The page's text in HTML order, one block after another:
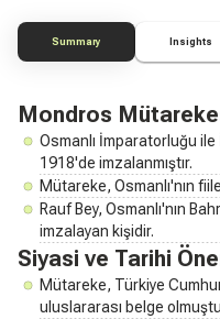
Summary Insights
Mondros
Osmanlı İmparatorluğu
1918'de imzalanmıştır.
Mütareke, Osmanlı'nın
Rauf Bey, Osmanlı'nın
imzalayan kişidir.
Siyasi ve Tarihi
Mütareke, Türkiye
uluslararası belge